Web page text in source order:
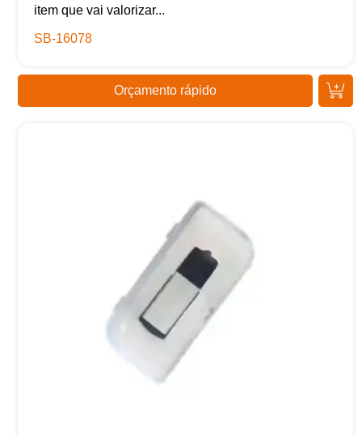
item que vai valorizar...
SB-16078
Orçamento rápido